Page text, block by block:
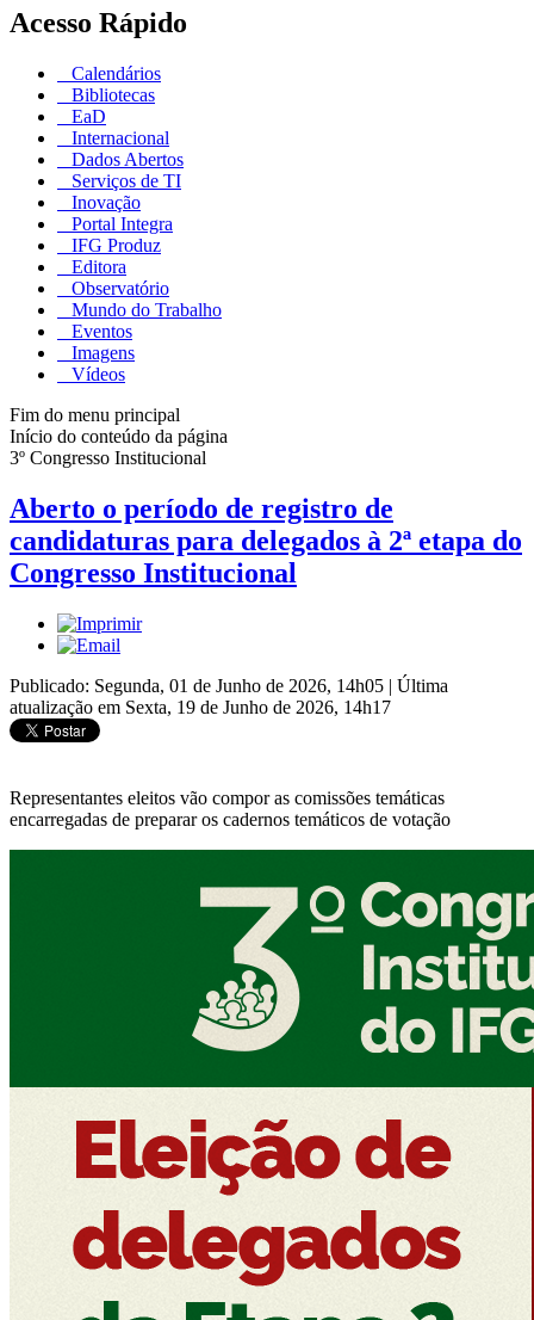
Acesso Rápido
Calendários
Bibliotecas
EaD
Internacional
Dados Abertos
Serviços de TI
Inovação
Portal Integra
IFG Produz
Editora
Observatório
Mundo do Trabalho
Eventos
Imagens
Vídeos
Fim do menu principal
Início do conteúdo da página
3º Congresso Institucional
Aberto o período de registro de
candidaturas para delegados à 2ª etapa do
Congresso Institucional
Publicado: Segunda, 01 de Junho de 2026, 14h05 | Última
atualização em Sexta, 19 de Junho de 2026, 14h17
Representantes eleitos vão compor as comissões temáticas
encarregadas de preparar os cadernos temáticos de votação